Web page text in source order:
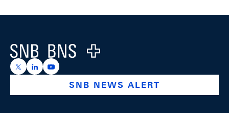
Logo
https://x.com/snb_bns
https://ch.linkedin.com/company/swiss-national-
https://www.youtube.com/@swissnationalbank
SNB NEWS ALERT